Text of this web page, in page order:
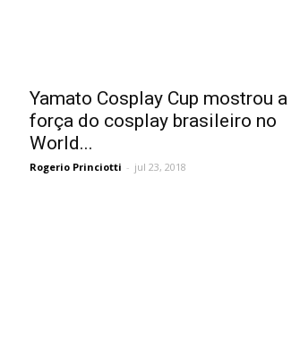
Yamato Cosplay Cup mostrou a
força do cosplay brasileiro no
World...
Rogerio Princiotti - jul 23, 2018